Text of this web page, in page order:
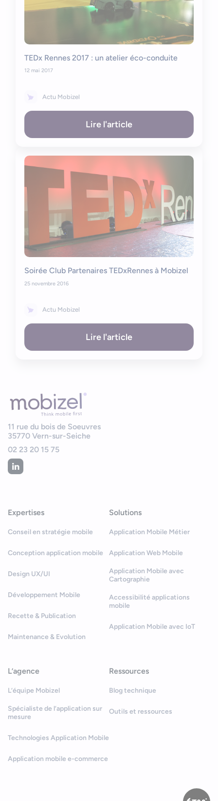
TEDx Rennes 2017 : un atelier éco-conduite
12 mai 2017
Actu Mobizel
Lire l'article
Soirée Club Partenaires TEDxRennes à Mobizel
25 novembre 2016
Actu Mobizel
Lire l'article
11 rue du bois de Soeuvres
35770 Vern-sur-Seiche
02 23 20 15 75
Expertises
Conseil en stratégie mobile
Conception application mobile
Design UX/UI
Développement Mobile
Recette & Publication
Maintenance & Evolution
Solutions
Application Mobile Métier
Application Web Mobile
Application Mobile avec
Cartographie
Accessibilité applications
mobile
Application Mobile avec IoT
L’agence
L’équipe Mobizel
Spécialiste de l’application sur
mesure
Technologies Application Mobile
Application mobile e-commerce
Ressources
Blog technique
Outils et ressources